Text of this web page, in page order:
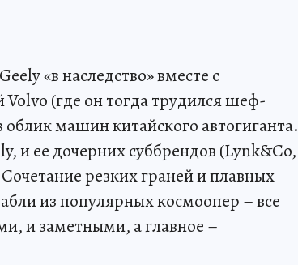
«в наследство» вместе с
(где он тогда трудился шеф-
машин китайского автогиганта.
и ее дочерних суббрендов (Lynk&Co,
резких граней и плавных
из популярных космоопер – все
и заметными, а главное –